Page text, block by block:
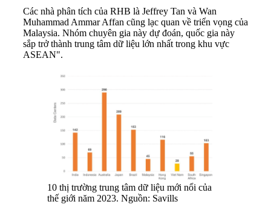
Các nhà phân tích của RHB là Jeffrey Tan và Wan
Muhammad Ammar Affan cũng lạc quan về triển vọng của
Malaysia. Nhóm chuyên gia này dự đoán, quốc gia này
sắp trở thành trung tâm dữ liệu lớn nhất trong khu vực
ASEAN".
10 thị trường trung tâm dữ liệu mới nổi của
thế giới năm 2023. Nguồn: Savills